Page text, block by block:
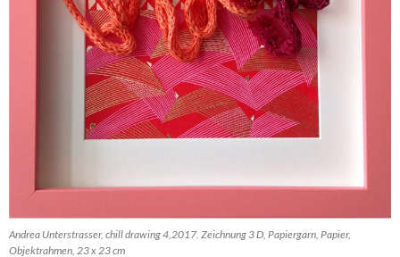
Andrea Unterstrasser, chill drawing 4,2017. Zeichnung 3 D, Papiergarn, Papier,
Objektrahmen, 23 x 23 cm